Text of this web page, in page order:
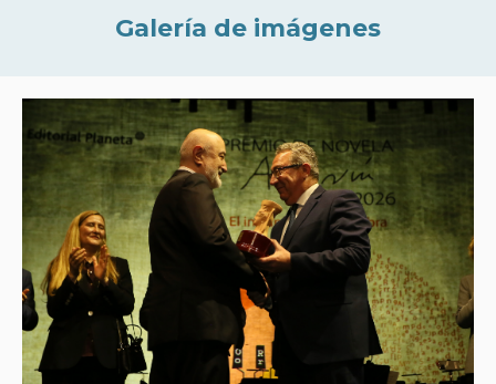
Galería de imágenes